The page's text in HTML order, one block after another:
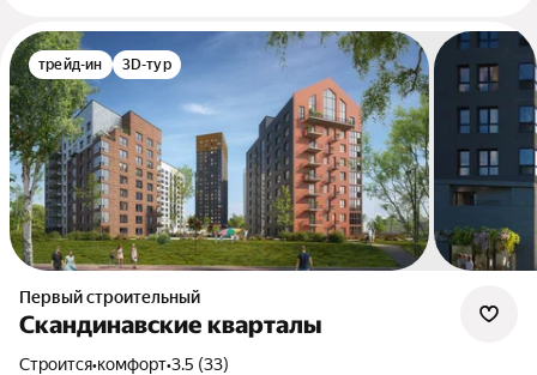
трейд-ин 3D-тур
Первый строительный
Скандинавские кварталы
Строится•комфорт•3.5 (33)